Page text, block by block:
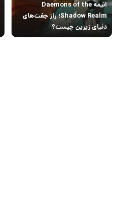
انیمه Daemons of the
Shadow Realm؛ راز جفت‌های
دنیای زیرین چیست؟